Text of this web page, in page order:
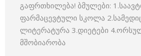
გაფრთხილება! ბმულები:
ფარმაცევტული სკოლა
ლიტერატურა 3.დიეტები
მშობიარობა